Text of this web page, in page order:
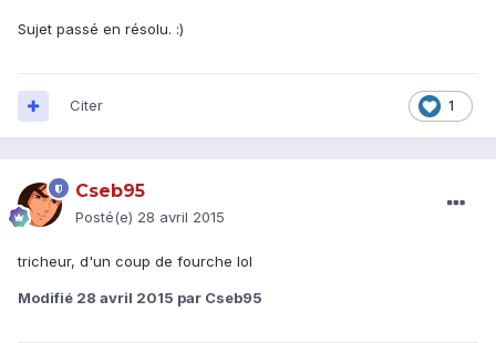
Sujet passé en résolu. :)
1
Citer
Cseb95
Posté(e) 28 avril 2015
tricheur, d'un coup de fourche lol
Modifié 28 avril 2015 par Cseb95